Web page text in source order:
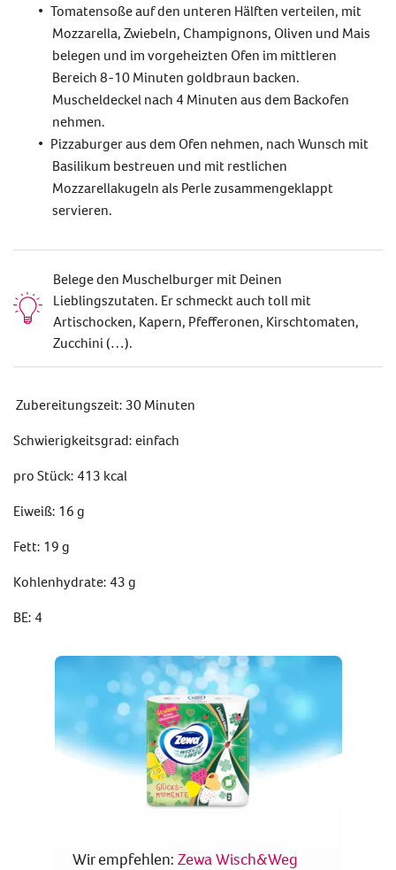
Wir empfehlen: Zewa Wisch&Weg
Tomatensoße auf den unteren Hälften verteilen, mit
Mozzarella, Zwiebeln, Champignons, Oliven und Mais
belegen und im vorgeheizten Ofen im mittleren
Bereich 8-10 Minuten goldbraun backen.
Muscheldeckel nach 4 Minuten aus dem Backofen
nehmen.
Pizzaburger aus dem Ofen nehmen, nach Wunsch mit
Basilikum bestreuen und mit restlichen
Mozzarellakugeln als Perle zusammengeklappt
servieren.
Belege den Muschelburger mit Deinen
Lieblingszutaten. Er schmeckt auch toll mit
Artischocken, Kapern, Pfefferonen, Kirschtomaten,
Zucchini (…).
Zubereitungszeit: 30 Minuten
Schwierigkeitsgrad: einfach
pro Stück: 413 kcal
Eiweiß: 16 g
Fett: 19 g
Kohlenhydrate: 43 g
BE: 4